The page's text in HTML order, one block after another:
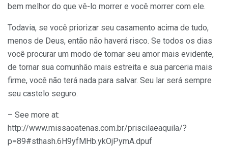
bem melhor do que vê-lo morrer e você morrer com ele.
Todavia, se você priorizar seu casamento acima de tudo,
menos de Deus, então não haverá risco. Se todos os dias
você procurar um modo de tornar seu amor mais evidente,
de tornar sua comunhão mais estreita e sua parceria mais
firme, você não terá nada para salvar. Seu lar será sempre
seu castelo seguro.
– See more at:
http://www.missaoatenas.com.br/priscilaeaquila/?
p=89#sthash.6H9yfMHb.ykOjPymA.dpuf